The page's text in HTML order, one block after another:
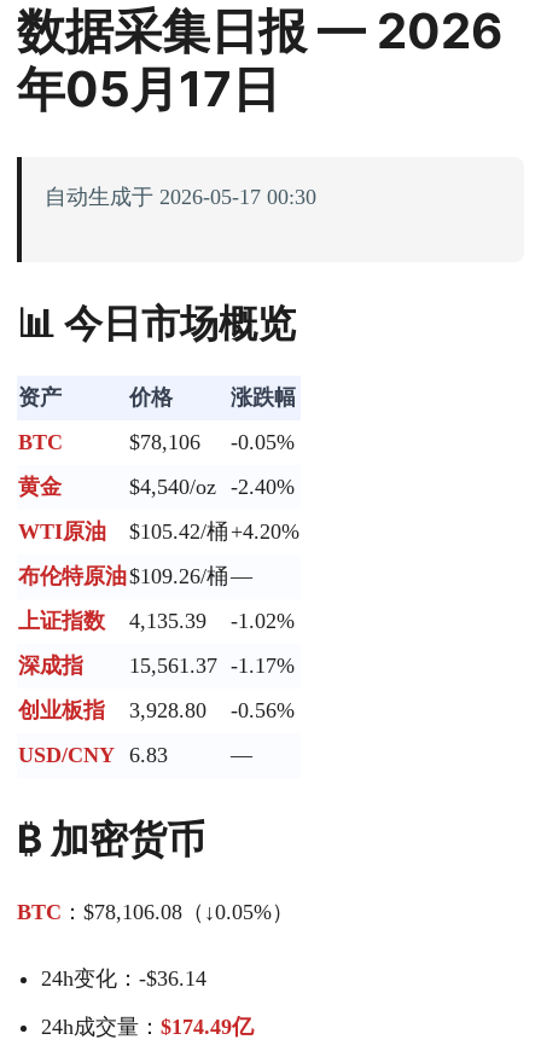
数据采集日报 — 2026
年05月17日
自动生成于 2026-05-17 00:30
📊 今日市场概览
资产 价格
涨跌幅
BTC
$78,106
-0.05%
黄金
$4,540/oz -2.40%
WTI原油
$105.42/桶 +4.20%
布伦特原油$109.26/桶—
上证指数
4,135.39
-1.02%
深成指
15,561.37 -1.17%
创业板指
3,928.80
-0.56%
USD/CNY 6.83 —
₿ 加密货币
BTC ：$78,106.08（↓0.05%）
24h变化：-$36.14
24h成交量： $174.49亿